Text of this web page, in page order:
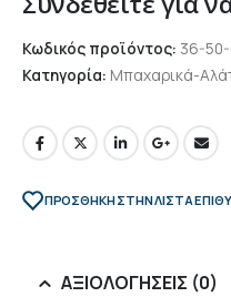
Κωδικός προϊόντος: 36-
Κατηγορία: Μπαχαρικά-
ΠΡΌΣΘΉΚΗ ΣΤΗΝ ΛΊΣΤΑ
ΑΞΙΟΛΟΓΉΣΕΙΣ (0)